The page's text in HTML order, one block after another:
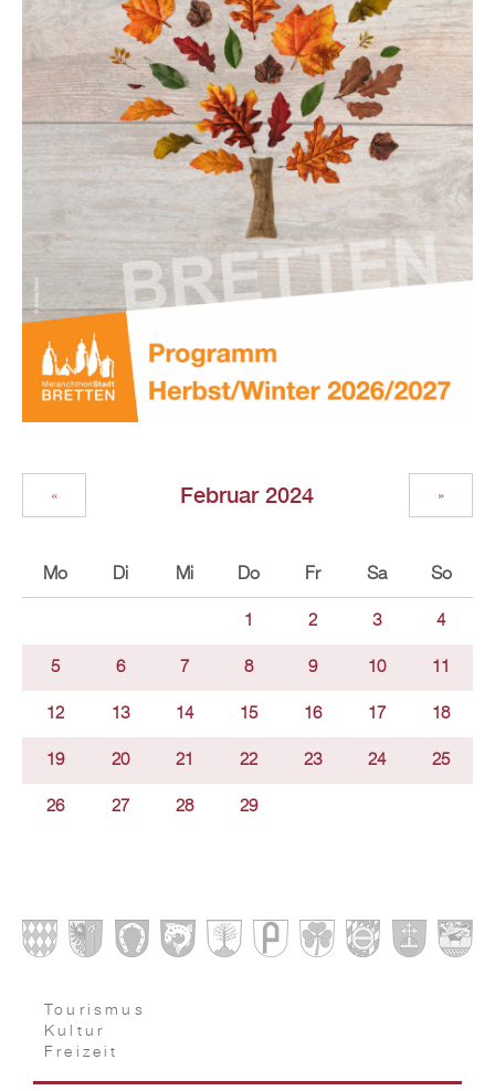
Februar 2024
« »
Mo Di Mi Do Fr Sa So
1 2 3 4
5 6 7 8 9 10 11
12 13 14 15 16 17 18
19 20 21 22 23 24 25
26 27 28 29
Tourismus
Kultur
Freizeit